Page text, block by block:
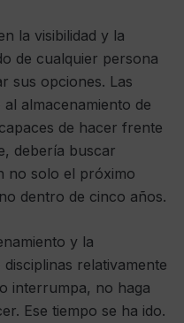
la visibilidad y la
de cualquier persona
sus opciones. Las
almacenamiento de
de hacer frente
debería buscar
no solo el próximo
dentro de cinco años.
y la
relativamente
interrumpa, no haga
Ese tiempo se ha ido.